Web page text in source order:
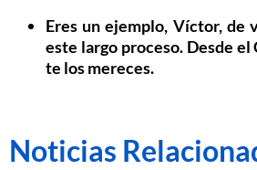
Eres un ejemplo, Víctor, de
este largo proceso. Desde
te los mereces.
Noticias